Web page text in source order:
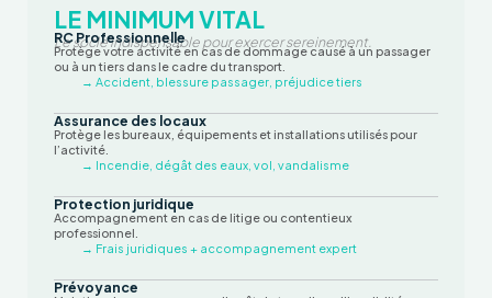
LE MINIMUM VITAL
Le socle indispensable pour exercer sereinement.
RC Professionnelle
Protège votre activité en cas de dommage causé à un passager
ou à un tiers dans le cadre du transport.
→ Accident, blessure passager, préjudice tiers
Assurance des locaux
Protège les bureaux, équipements et installations utilisés pour
l’activité.
→ Incendie, dégât des eaux, vol, vandalisme
Protection juridique
Accompagnement en cas de litige ou contentieux
professionnel.
→ Frais juridiques + accompagnement expert
Prévoyance